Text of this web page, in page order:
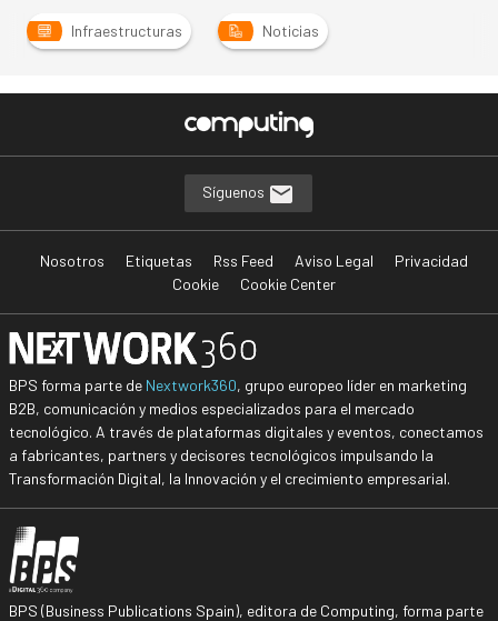
Infraestructuras Noticias
Síguenos
Nosotros Etiquetas Rss Feed Aviso Legal
Privacidad
Cookie
Cookie Center
BPS forma parte de Nextwork360, grupo europeo líder en marketing
B2B, comunicación y medios especializados para el mercado
tecnológico. A través de plataformas digitales y eventos, conectamos
a fabricantes, partners y decisores tecnológicos impulsando la
Transformación Digital, la Innovación y el crecimiento empresarial.
BPS (Business Publications Spain), editora de Computing, forma parte